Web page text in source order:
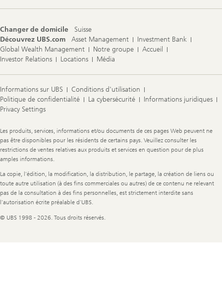
Changer de domicile
Suisse
Découvrez UBS.com
Asset Management
Investment Bank
Global Wealth Management
Notre groupe
Accueil
Investor Relations
Locations Média
Informations sur UBS
Conditions d'utilisation
Politique de confidentialité
La cybersécurité
Informations juridiques
Privacy Settings
Legal
Information
Les produits, services, informations et/ou documents de ces pages Web peuvent ne
pas être disponibles pour les résidents de certains pays. Veuillez consulter les
restrictions de ventes relatives aux produits et services en question pour de plus
amples informations.
La copie, l'édition, la modification, la distribution, le partage, la création de liens ou
toute autre utilisation (à des fins commerciales ou autres) de ce contenu ne relevant
pas de la consultation à des fins personnelles, est strictement interdite sans
l'autorisation écrite préalable d'UBS.
© UBS 1998 - 2026. Tous droits réservés.